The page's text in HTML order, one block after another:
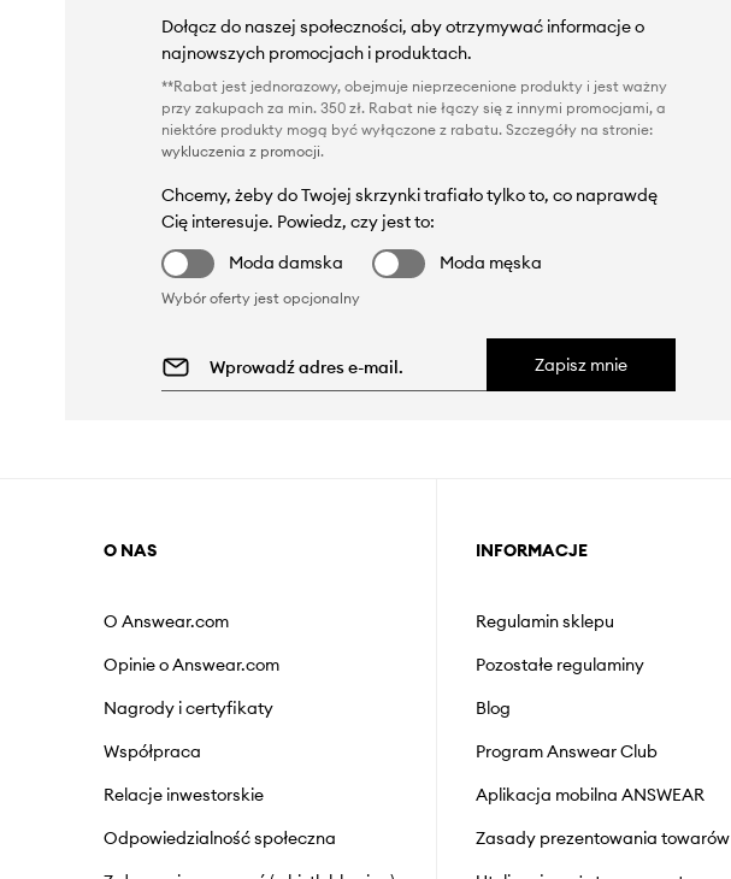
Dołącz do naszej społeczności, aby otrzymywać informacje o
najnowszych promocjach i produktach.
**Rabat jest jednorazowy, obejmuje nieprzecenione produkty i jest ważny
przy zakupach za min. 350 zł. Rabat nie łączy się z innymi promocjami, a
niektóre produkty mogą być wyłączone z rabatu. Szczegóły na stronie:
wykluczenia z promocji.
Chcemy, żeby do Twojej skrzynki trafiało tylko to, co naprawdę
Cię interesuje. Powiedz, czy jest to:
Moda damska
Moda męska
Wybór oferty jest opcjonalny
Zapisz mnie
O NAS
O Answear.com
Opinie o Answear.com
Nagrody i certyfikaty
Współpraca
Relacje inwestorskie
Odpowiedzialność społeczna
INFORMACJE
Regulamin sklepu
Pozostałe regulaminy
Blog
Program Answear Club
Aplikacja mobilna ANSWEAR
Zasady prezentowania towarów